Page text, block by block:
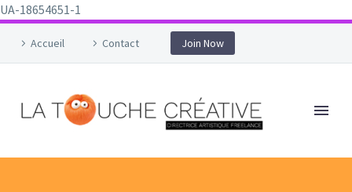
UA-18654651-1
Accueil Contact Join Now